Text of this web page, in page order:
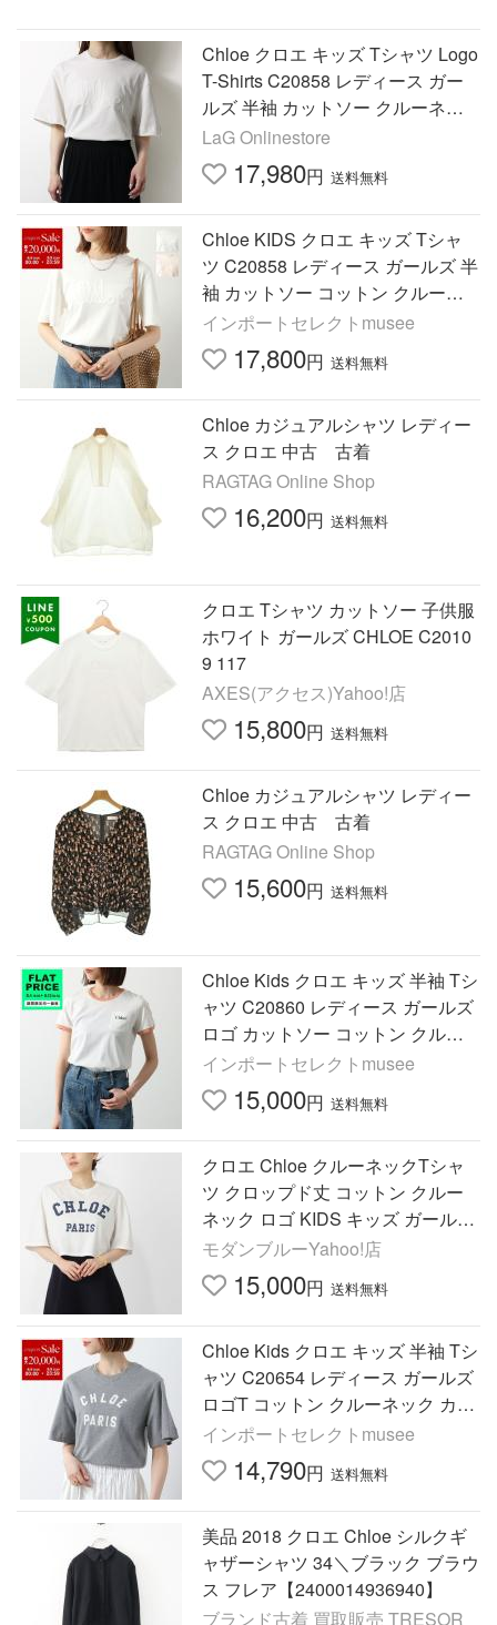
Chloe クロエ キッズ Tシャツ Logo
T-Shirts C20858 レディース ガー
ルズ 半袖 カットソー クルーネッ
ク コットン ロゴT【大人もOK】
LaG Onlinestore
17,980円 送料無料
Chloe KIDS クロエ キッズ Tシャ
ツ C20858 レディース ガールズ 半
袖 カットソー コットン クルーネ
ック ロゴ刺繍 117/OFFWHITE
インポートセレクトmusee
17,800円 送料無料
Chloe カジュアルシャツ レディー
ス クロエ 中古 古着
RAGTAG Online Shop
16,200円 送料無料
クロエ Tシャツ カットソー 子供服
ホワイト ガールズ CHLOE C2010
9 117
AXES(アクセス)Yahoo!店
15,800円 送料無料
Chloe カジュアルシャツ レディー
ス クロエ 中古 古着
RAGTAG Online Shop
15,600円 送料無料
Chloe Kids クロエ キッズ 半袖 Tシ
ャツ C20860 レディース ガールズ
ロゴ カットソー コットン クルー
ネック 胸ポケット 117/OFFWHIT
E
インポートセレクトmusee
15,000円 送料無料
クロエ Chloe クルーネックTシャ
ツ クロップド丈 コットン クルー
ネック ロゴ KIDS キッズ ガールズ
大きいサイズあり ホワイト レディ
ース
モダンブルーYahoo!店
15,000円 送料無料
Chloe Kids クロエ キッズ 半袖 Tシ
ャツ C20654 レディース ガールズ
ロゴT コットン クルーネック カッ
トソー A46/HEATHER-GREY
インポートセレクトmusee
14,790円 送料無料
美品 2018 クロエ Chloe シルクギ
ャザーシャツ 34＼ブラック ブラウ
ス フレア【2400014936940】
ブランド古着 買取販売 TRESOR